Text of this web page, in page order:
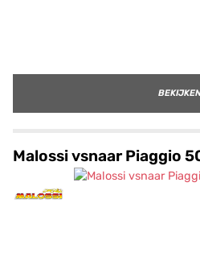
Malossi vsnaar Piaggio